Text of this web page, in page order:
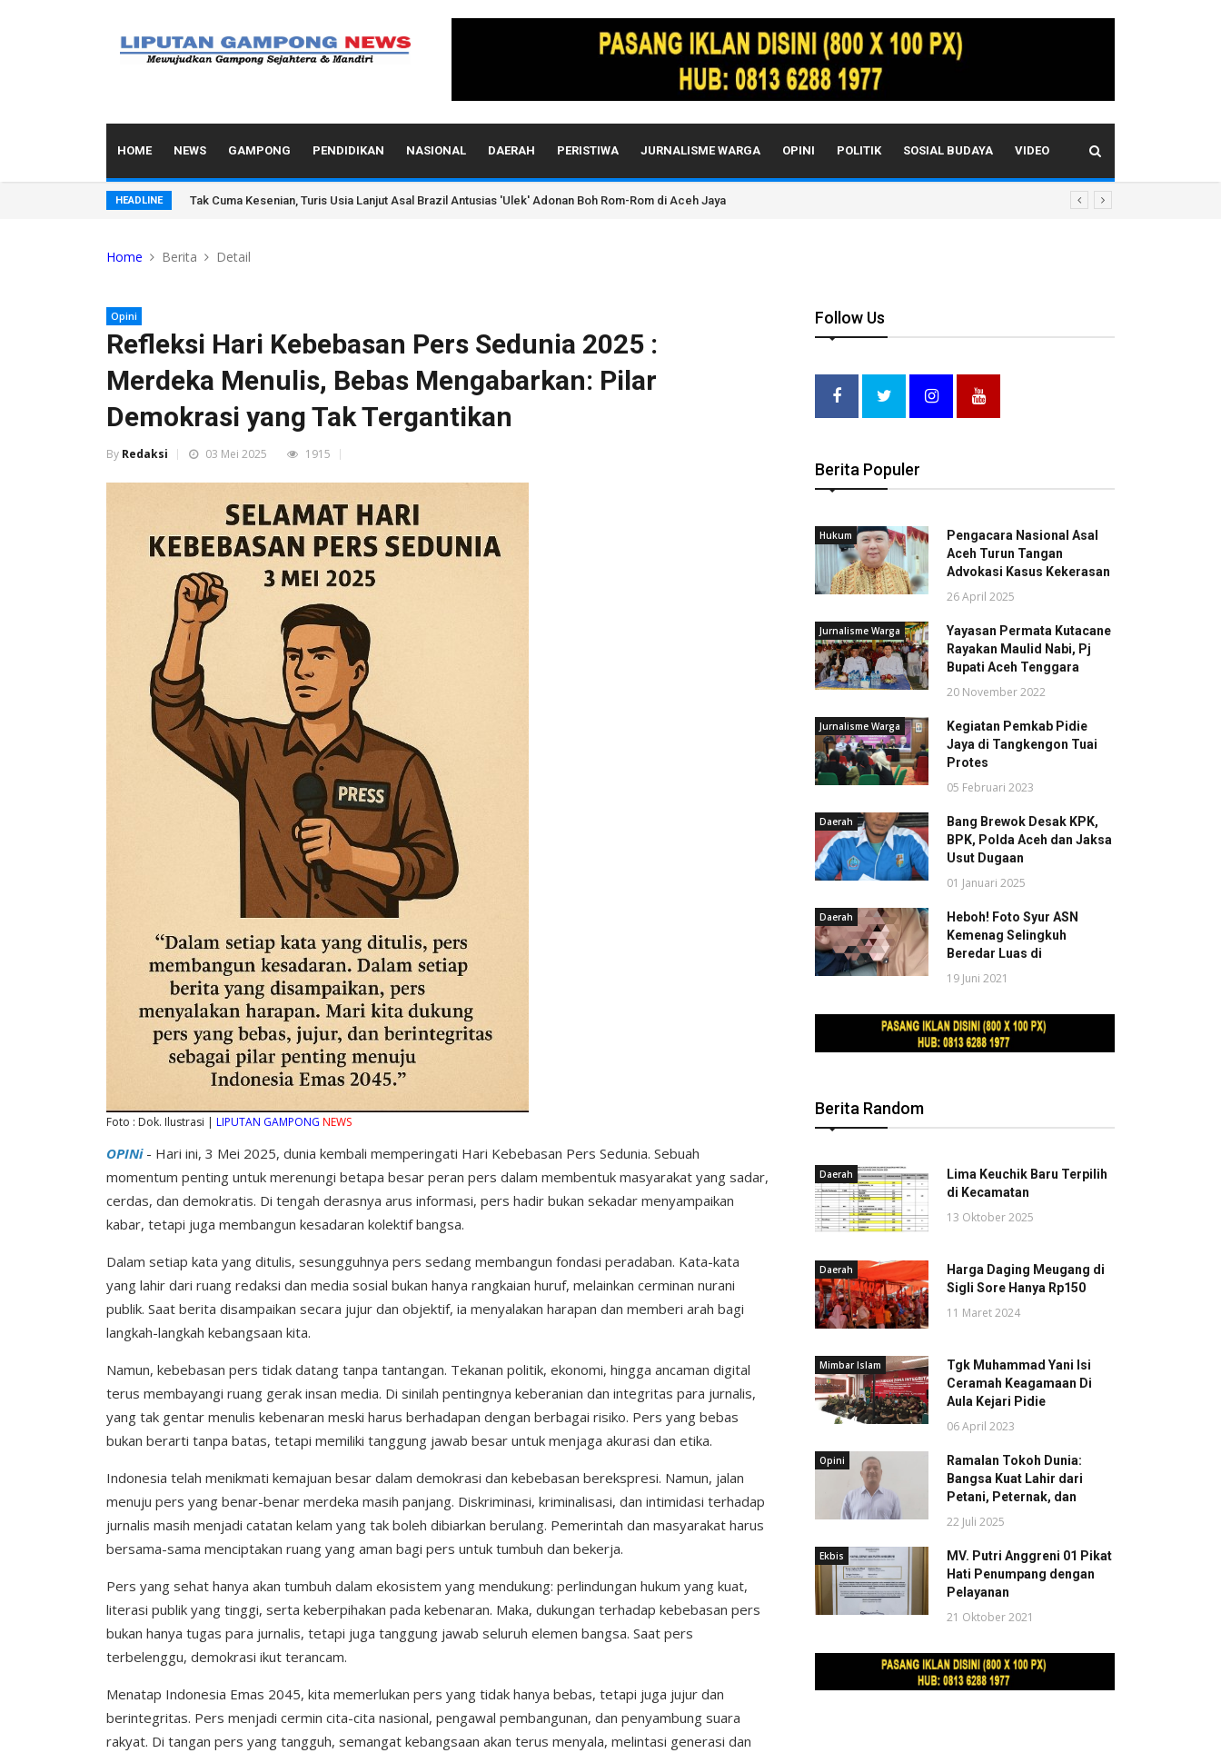
HOME NEWS GAMPONG PENDIDIKAN NASIONAL DAERAH PERISTIWA JURNALISME WARGA OPINI POLITIK SOSIAL BUDAYA VIDEO
HEADLINE Tak Cuma Kesenian, Turis Usia Lanjut Asal Brazil Antusias 'Ulek' Adonan Boh Rom-Rom di Aceh Jaya
Home Berita Detail
Opini
Refleksi Hari Kebebasan Pers Sedunia 2025 :
Merdeka Menulis, Bebas Mengabarkan: Pilar
Demokrasi yang Tak Tergantikan
By Redaksi 03 Mei 2025 1915
Foto : Dok. Ilustrasi | LIPUTAN GAMPONG NEWS
OPINi- Hari ini, 3 Mei 2025, dunia kembali memperingati Hari Kebebasan Pers Sedunia. Sebuah
momentum penting untuk merenungi betapa besar peran pers dalam membentuk masyarakat yang sadar,
cerdas, dan demokratis. Di tengah derasnya arus informasi, pers hadir bukan sekadar menyampaikan
kabar, tetapi juga membangun kesadaran kolektif bangsa.
Dalam setiap kata yang ditulis, sesungguhnya pers sedang membangun fondasi peradaban. Kata-kata
yang lahir dari ruang redaksi dan media sosial bukan hanya rangkaian huruf, melainkan cerminan nurani
publik. Saat berita disampaikan secara jujur dan objektif, ia menyalakan harapan dan memberi arah bagi
langkah-langkah kebangsaan kita.
Namun, kebebasan pers tidak datang tanpa tantangan. Tekanan politik, ekonomi, hingga ancaman digital
terus membayangi ruang gerak insan media. Di sinilah pentingnya keberanian dan integritas para jurnalis,
yang tak gentar menulis kebenaran meski harus berhadapan dengan berbagai risiko. Pers yang bebas
bukan berarti tanpa batas, tetapi memiliki tanggung jawab besar untuk menjaga akurasi dan etika.
Indonesia telah menikmati kemajuan besar dalam demokrasi dan kebebasan berekspresi. Namun, jalan
menuju pers yang benar-benar merdeka masih panjang. Diskriminasi, kriminalisasi, dan intimidasi terhadap
jurnalis masih menjadi catatan kelam yang tak boleh dibiarkan berulang. Pemerintah dan masyarakat harus
bersama-sama menciptakan ruang yang aman bagi pers untuk tumbuh dan bekerja.
Pers yang sehat hanya akan tumbuh dalam ekosistem yang mendukung: perlindungan hukum yang kuat,
literasi publik yang tinggi, serta keberpihakan pada kebenaran. Maka, dukungan terhadap kebebasan pers
bukan hanya tugas para jurnalis, tetapi juga tanggung jawab seluruh elemen bangsa. Saat pers
terbelenggu, demokrasi ikut terancam.
Menatap Indonesia Emas 2045, kita memerlukan pers yang tidak hanya bebas, tetapi juga jujur dan
berintegritas. Pers menjadi cermin cita-cita nasional, pengawal pembangunan, dan penyambung suara
rakyat. Di tangan pers yang tangguh, semangat kebangsaan akan terus menyala, melintasi generasi dan
Follow Us
Berita Populer
Hukum
Pengacara Nasional Asal
Aceh Turun Tangan
Advokasi Kasus Kekerasan
26 April 2025
Jurnalisme Warga
Yayasan Permata Kutacane
Rayakan Maulid Nabi, Pj
Bupati Aceh Tenggara
20 November 2022
Jurnalisme Warga
Kegiatan Pemkab Pidie
Jaya di Tangkengon Tuai
Protes
05 Februari 2023
Daerah
Bang Brewok Desak KPK,
BPK, Polda Aceh dan Jaksa
Usut Dugaan
01 Januari 2025
Daerah
Heboh! Foto Syur ASN
Kemenag Selingkuh
Beredar Luas di
19 Juni 2021
Berita Random
Daerah
Lima Keuchik Baru Terpilih
di Kecamatan
13 Oktober 2025
Daerah
Harga Daging Meugang di
Sigli Sore Hanya Rp150
11 Maret 2024
Mimbar Islam
Tgk Muhammad Yani Isi
Ceramah Keagamaan Di
Aula Kejari Pidie
06 April 2023
Opini
Ramalan Tokoh Dunia:
Bangsa Kuat Lahir dari
Petani, Peternak, dan
22 Juli 2025
Ekbis
MV. Putri Anggreni 01 Pikat
Hati Penumpang dengan
Pelayanan
21 Oktober 2021